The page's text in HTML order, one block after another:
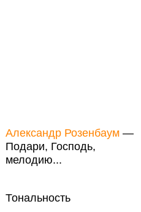
Александр Розенбаум —
Подари, Господь,
мелодию...
Тональность